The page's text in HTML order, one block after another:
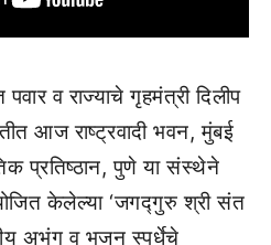
व राज्याचे गृहमंत्री दिलीप
आज राष्ट्रवादी भवन, मुंबई
प्रतिष्ठान, पुणे या संस्थेने
केलेल्या ‘जगद्गुरु श्री संत
अभंग व भजन स्पर्धेचे